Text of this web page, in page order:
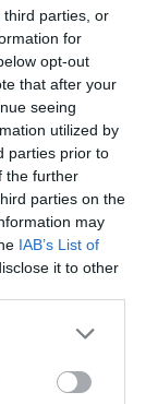
third parties, or
for
opt-out
that after your
seeing
utilized by
parties prior to
the further
parties on the
may
IAB’s List of
it to other
ΜΟΥΣΙΚΑ ΝΕΑ
για μια
στο